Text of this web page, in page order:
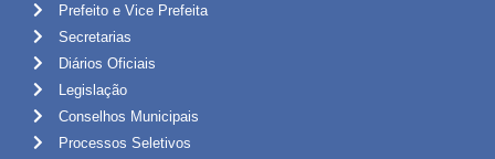
Prefeito e Vice Prefeita
Secretarias
Diários Oficiais
Legislação
Conselhos Municipais
Processos Seletivos